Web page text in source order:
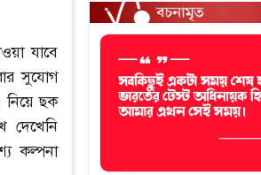
যাবে
সুযোগ
নিয়ে ছক
দেখেনি
কল্পনা